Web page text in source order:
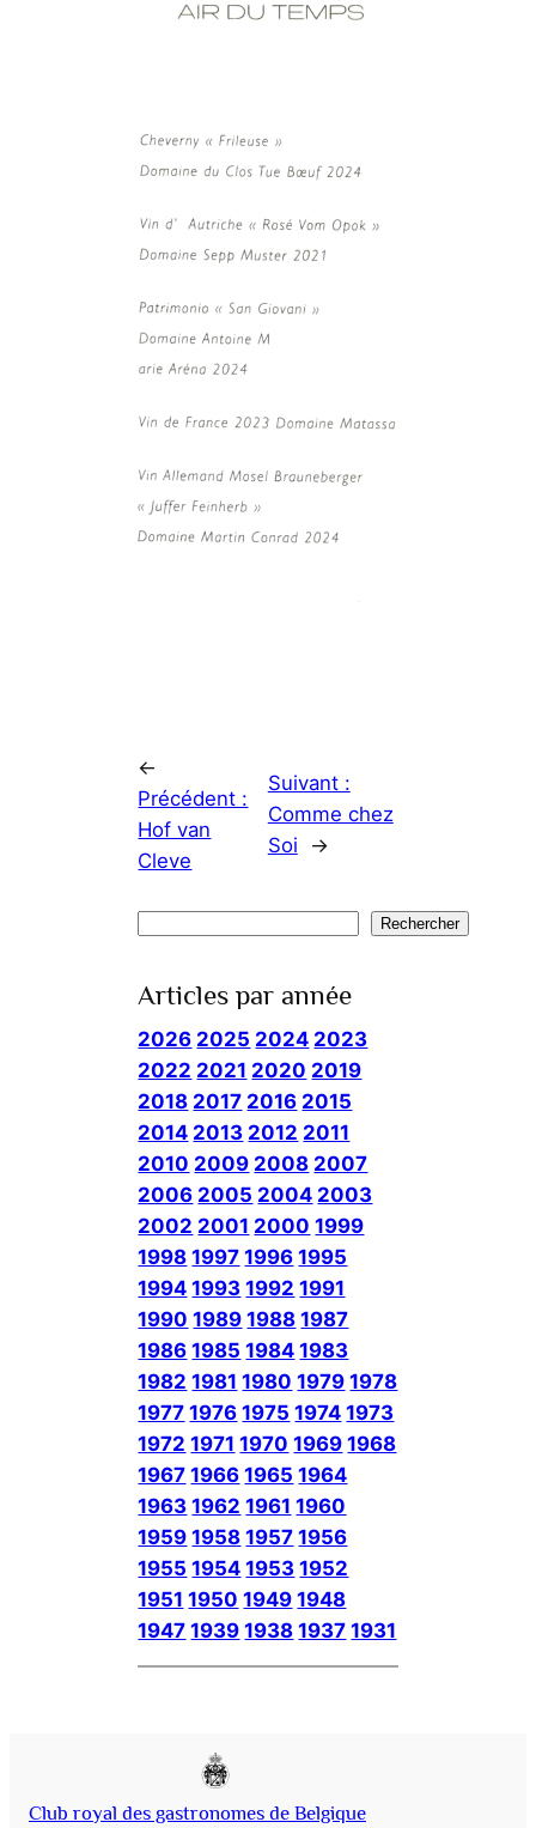
←
Précédent :
Hof van
Cleve
Suivant :
Comme chez
Soi
→
Rechercher
Articles par année
2026 2025 2024 2023
2022 2021 2020 2019
2018 2017 2016 2015
2014 2013 2012 2011
2010 2009 2008 2007
2006 2005 2004 2003
2002 2001 2000 1999
1998 1997 1996 1995
1994 1993 1992 1991
1990 1989 1988 1987
1986 1985 1984 1983
1982 1981 1980 1979 1978
1977 1976 1975 1974 1973
1972 1971 1970 1969 1968
1967 1966 1965 1964
1963 1962 1961 1960
1959 1958 1957 1956
1955 1954 1953 1952
1951 1950 1949 1948
1947 1939 1938 1937 1931
Club royal des gastronomes de Belgique